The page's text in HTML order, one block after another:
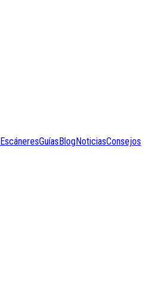
EscáneresGuíasBlogNoticiasConsejos